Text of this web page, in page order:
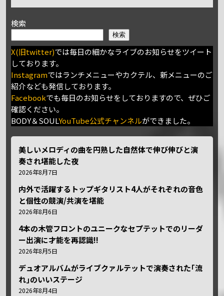
検索
検索
X(旧twitter)では毎日の細かなライブのお知らせをツイート
しております。
Instagramではランチメニューやカクテル、新メニューのご
紹介なども発信しております。
Facebookでも毎日のお知らせをしておりますので、ぜひご
確認ください。
BODY＆SOULYouTube公式チャンネルができました。
美しいメロディの曲を円熟した自然体で伸び伸びと演
奏され堪能した夜
2026年8月7日
内外で活躍するトップギタリスト4人がそれぞれの音色
と個性の競演/共演を堪能
2026年8月6日
4本の木管フロントのユニークなセプテットでのリーダ
ー出演に才能を再認識!!
2026年8月5日
デュオアルバムがライブクァルテットで演奏された｢流
れ｣のいいステージ
2026年8月4日